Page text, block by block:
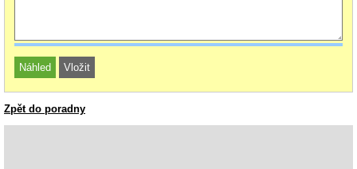
Zpět do poradny